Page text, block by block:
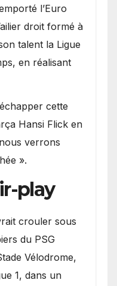
l’Euro
droit formé à
talent la Ligue
en réalisant
cette
Hansi Flick en
verrons
».
play
crouler sous
du PSG
Vélodrome,
1, dans un